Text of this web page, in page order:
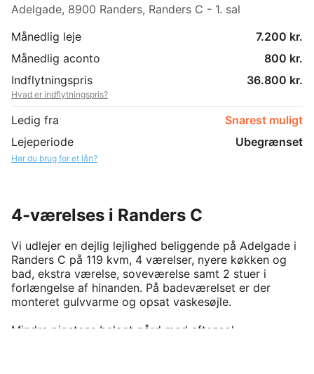
Adelgade, 8900 Randers, Randers C - 1. sal
Månedlig leje
7.200 kr.
Månedlig aconto
800 kr.
Indflytningspris
36.800 kr.
Hvad er indflytningspris?
Ledig fra
Snarest muligt
Lejeperiode
Ubegrænset
Har du brug for et lån?
4-værelses i Randers C
Vi udlejer en dejlig lejlighed beliggende på Adelgade i
Randers C på 119 kvm, 4 værelser, nyere køkken og
bad, ekstra værelse, soveværelse samt 2 stuer i
forlængelse af hinanden. På badeværelset er der
monteret gulvvarme og opsat vaskesøjle.
Mindre pigstens belagt gård med aftensol.